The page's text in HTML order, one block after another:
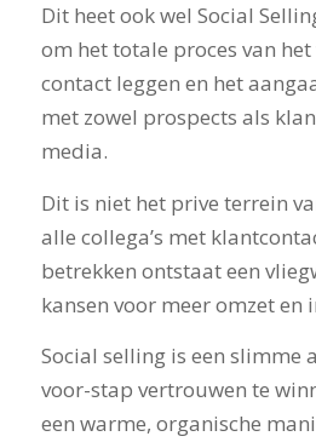
Dit heet ook wel Social
om het totale proces van het
contact leggen en het
met zowel prospects als
media.
Dit is niet het prive terrein
alle collega’s met
betrekken ontstaat een
kansen voor meer omzet en
Social selling is een slimme
voor-stap vertrouwen te
een warme, organische